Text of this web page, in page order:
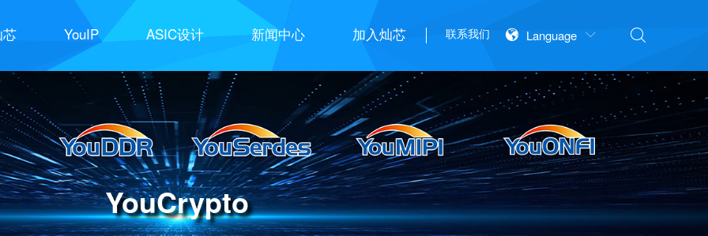
联系我们  Language  
芯 YouIP ASIC设计 新闻中心 加入灿芯
YouCrypto